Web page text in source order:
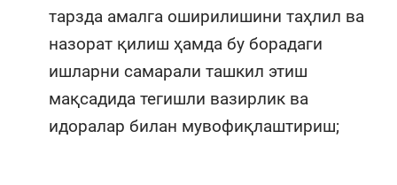
тарзда амалга оширилишини таҳлил ва
назорат қилиш ҳамда бу борадаги
ишларни самарали ташкил этиш
мақсадида тегишли вазирлик ва
идоралар билан мувофиқлаштириш;